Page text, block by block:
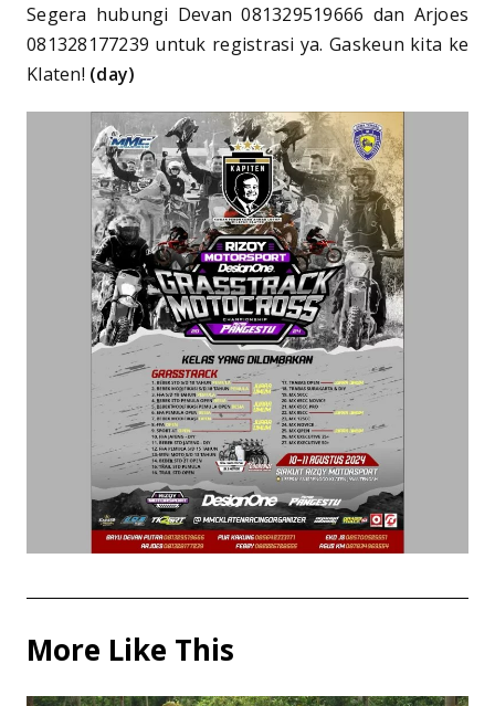
Segera hubungi Devan 081329519666 dan Arjoes
081328177239 untuk registrasi ya. Gaskeun kita ke
Klaten! (day)
More Like This